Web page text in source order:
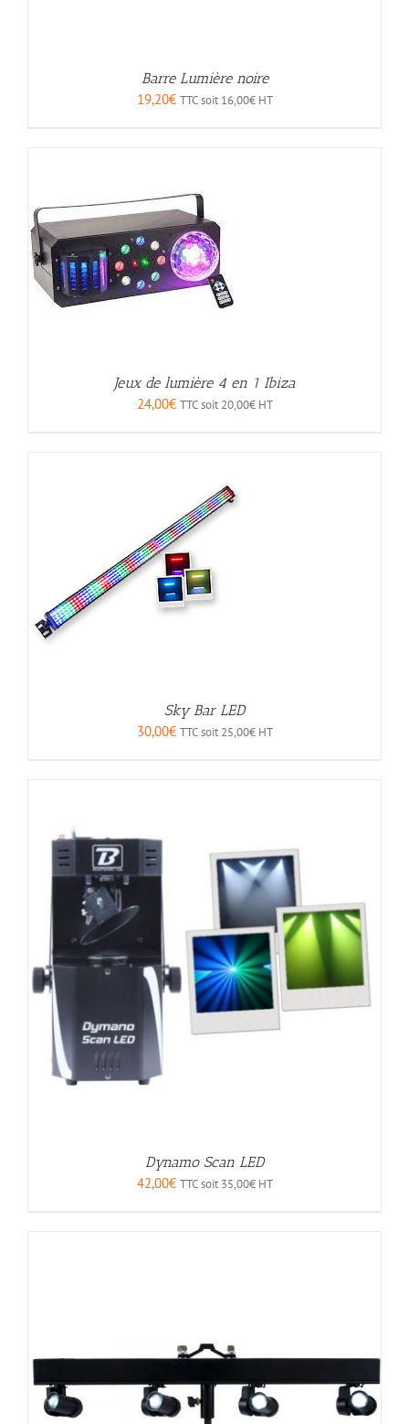
Barre Lumière noire
19,20€ TTC soit 16,00€HT
Jeux de lumière 4 en 1 Ibiza
24,00€ TTC soit 20,00€HT
Sky Bar LED
30,00€ TTC soit 25,00€HT
Dynamo Scan LED
42,00€ TTC soit 35,00€HT